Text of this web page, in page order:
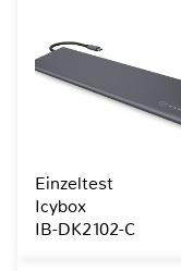
Einzeltest
Icybox
IB-DK2102-C